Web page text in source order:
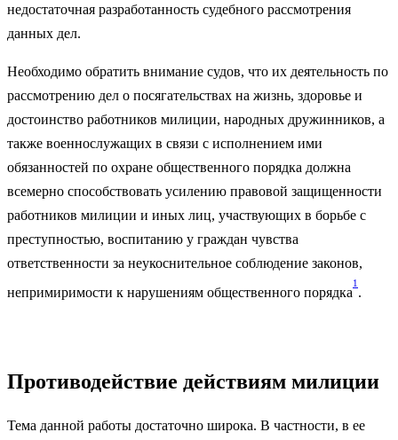
недостаточная разработанность судебного рассмотрения
данных дел.
Необходимо обратить внимание судов, что их деятельность по
рассмотрению дел о посягательствах на жизнь, здоровье и
достоинство работников милиции, народных дружинников, а
также военнослужащих в связи с исполнением ими
обязанностей по охране общественного порядка должна
всемерно способствовать усилению правовой защищенности
работников милиции и иных лиц, участвующих в борьбе с
преступностью, воспитанию у граждан чувства
ответственности за неукоснительное соблюдение законов,
непримиримости к нарушениям общественного порядка
1
.
Противодействие действиям милиции
Тема данной работы достаточно широка. В частности, в ее